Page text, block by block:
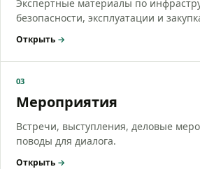
Экспертные материалы по
безопасности, эксплуатации и
Открыть →
03
Мероприятия
Встречи, выступления, деловые
поводы для диалога.
Открыть →